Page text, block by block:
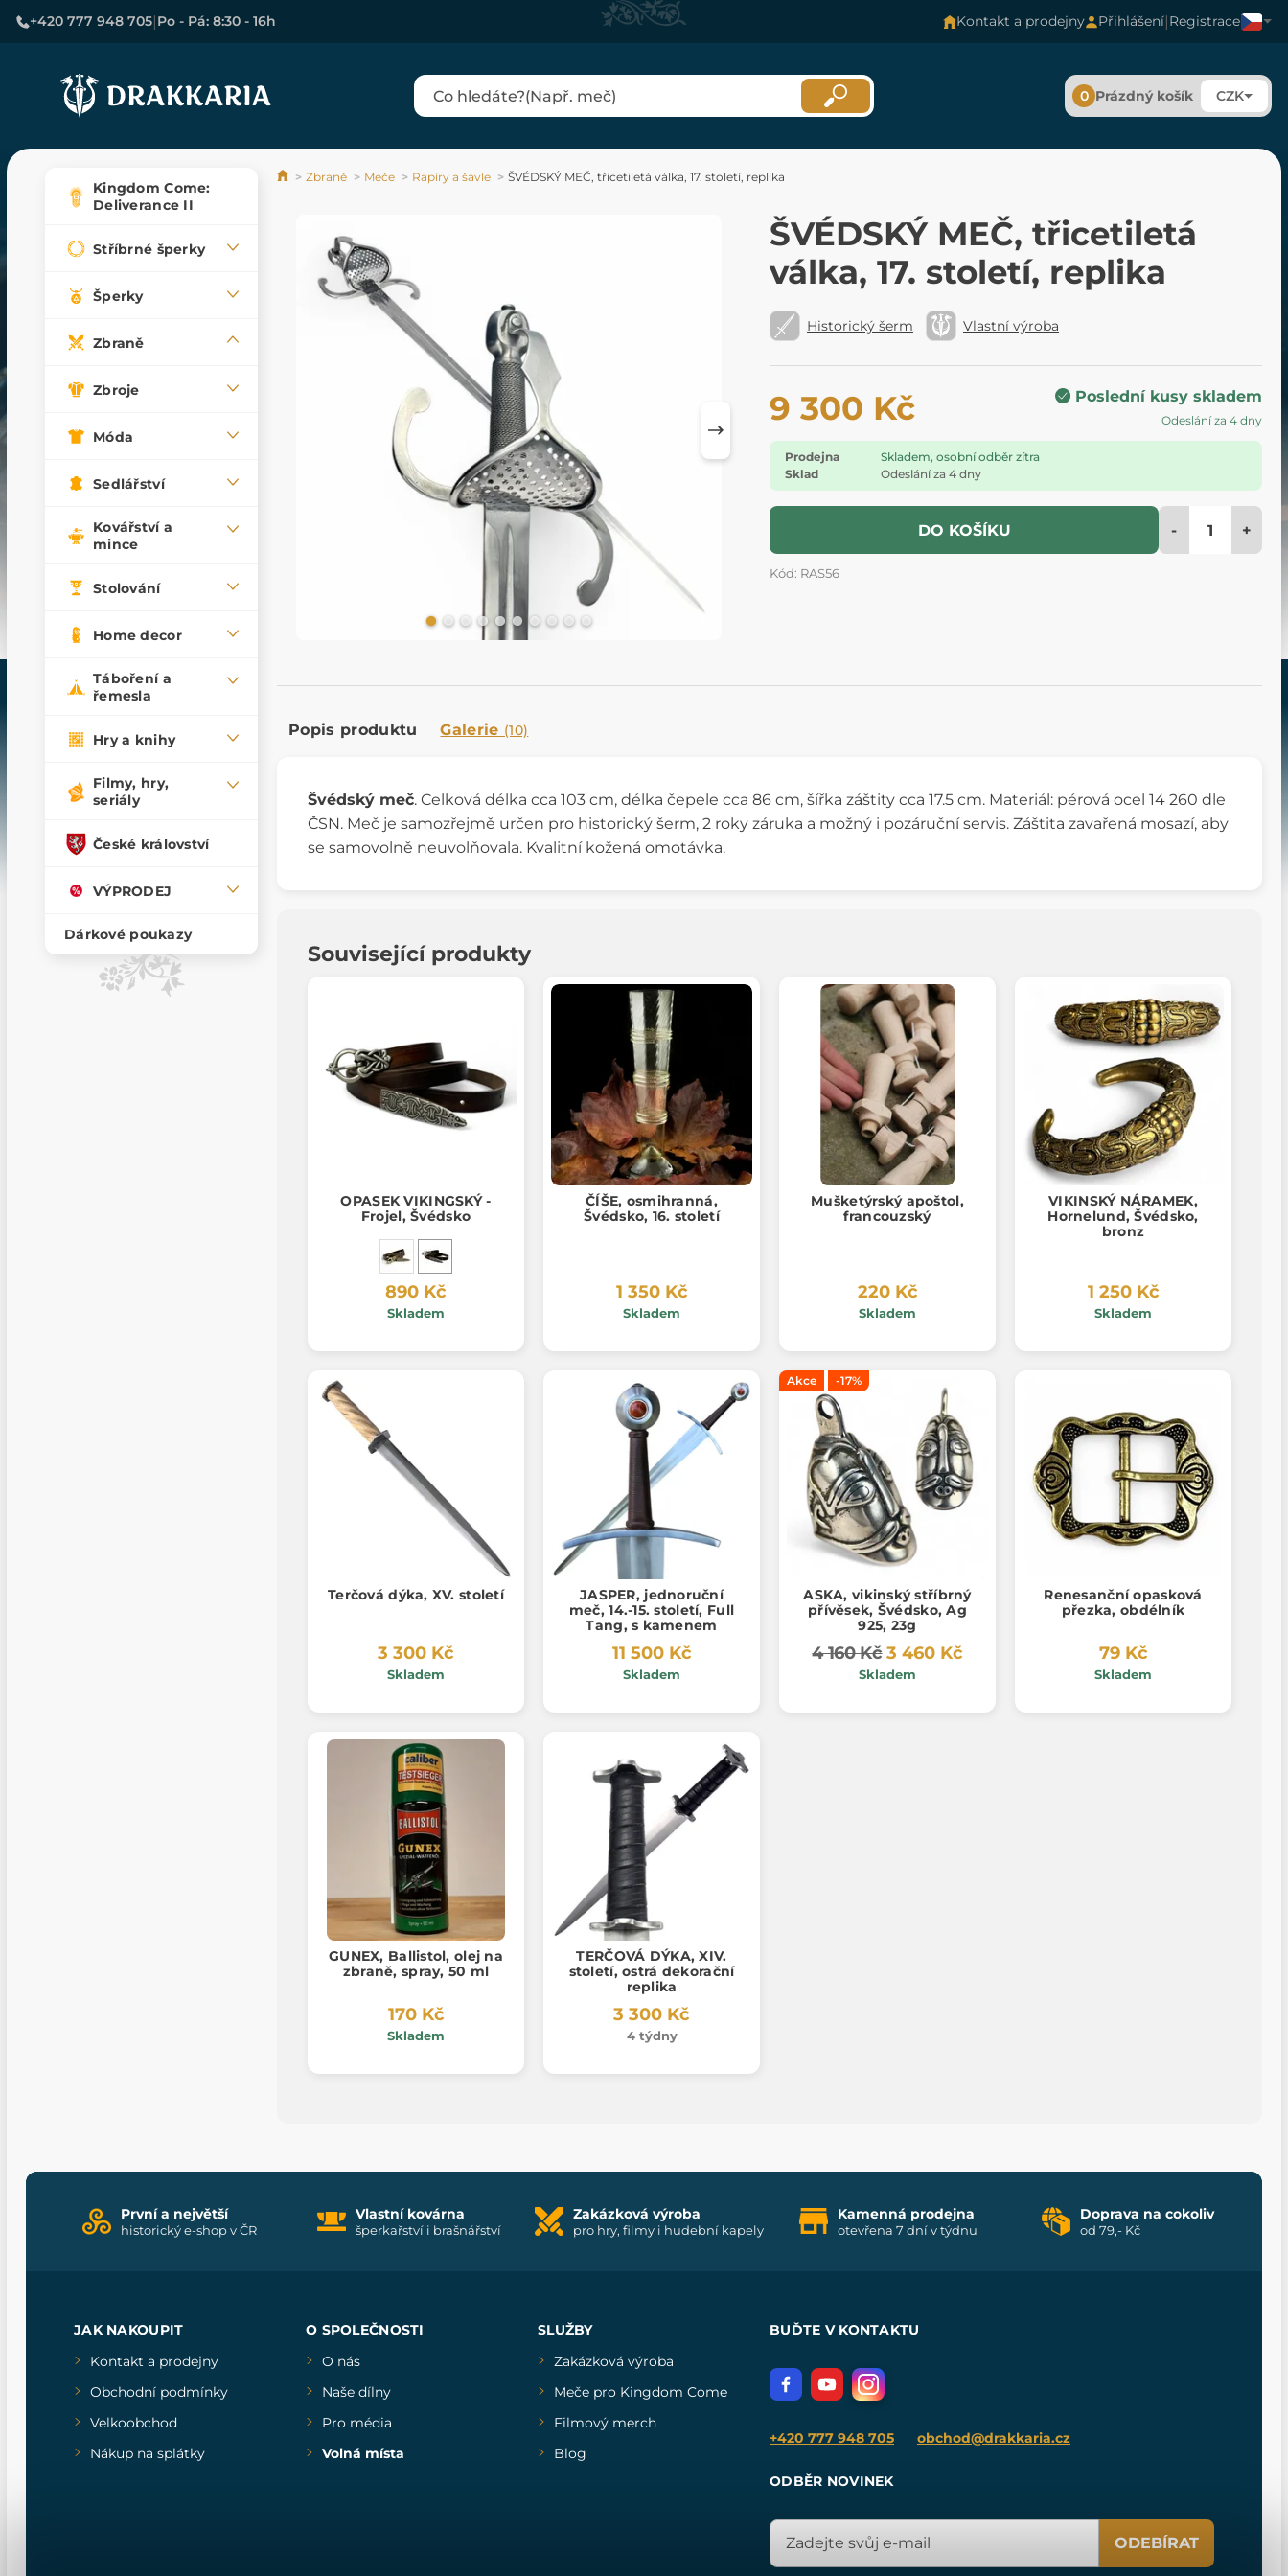
+420 777 948 705|Po - Pá: 8:30 - 16h Kontakt a prodejny Přihlášení|Registrace
0 Prázdný košík CZK
Kingdom Come:
Deliverance II
Stříbrné šperky
Šperky
Zbraně
Zbroje
Móda
Sedlářství
Kovářství a
mince
Stolování
Home decor
Táboření a
řemesla
Hry a knihy
Filmy, hry,
seriály
České království
VÝPRODEJ
Dárkové poukazy
Zbraně Meče Rapíry a šavle ŠVÉDSKÝ MEČ, třicetiletá válka, 17. století, replika
ŠVÉDSKÝ MEČ, třicetiletá
válka, 17. století, replika
Historický šerm Vlastní výroba
9 300 Kč Poslední kusy skladem
Odeslání za 4 dny
Prodejna
Skladem, osobní odběr zítra
Sklad
Odeslání za 4 dny
DO KOŠÍKU - +
Kód: RAS56
Popis produktu Galerie (10)
Švédský meč. Celková délka cca 103 cm, délka čepele cca 86 cm, šířka záštity cca 17.5 cm. Materiál: pérová ocel 14 260 dle
ČSN. Meč je samozřejmě určen pro historický šerm, 2 roky záruka a možný i pozáruční servis. Záštita zavařená mosazí, aby
se samovolně neuvolňovala. Kvalitní kožená omotávka.
Související produkty
OPASEK VIKINGSKÝ -
Frojel, Švédsko
890 Kč
Skladem
ČÍŠE, osmihranná,
Švédsko, 16. století
1 350 Kč
Skladem
Mušketýrský apoštol,
francouzský
220 Kč
Skladem
VIKINSKÝ NÁRAMEK,
Hornelund, Švédsko,
bronz
1 250 Kč
Skladem
Terčová dýka, XV. století
3 300 Kč
Skladem
JASPER, jednoruční
meč, 14.-15. století, Full
Tang, s kamenem
11 500 Kč
Skladem
Akce -17%
ASKA, vikinský stříbrný
přívěsek, Švédsko, Ag
925, 23g
4 160 Kč 3 460 Kč
Skladem
Renesanční opasková
přezka, obdélník
79 Kč
Skladem
GUNEX, Ballistol, olej na
zbraně, spray, 50 ml
170 Kč
Skladem
TERČOVÁ DÝKA, XIV.
století, ostrá dekorační
replika
3 300 Kč
4 týdny
První a největší
historický e-shop v ČR
Vlastní kovárna
šperkařství i brašnářství
Zakázková výroba
pro hry, filmy i hudební kapely
Kamenná prodejna
otevřena 7 dní v týdnu
Doprava na cokoliv
od 79,- Kč
JAK NAKOUPIT
Kontakt a prodejny
Obchodní podmínky
Velkoobchod
Nákup na splátky
O SPOLEČNOSTI
O nás
Naše dílny
Pro média
Volná místa
SLUŽBY
Zakázková výroba
Meče pro Kingdom Come
Filmový merch
Blog
BUĎTE V KONTAKTU
+420 777 948 705 obchod@drakkaria.cz
ODBĚR NOVINEK
ODEBÍRAT